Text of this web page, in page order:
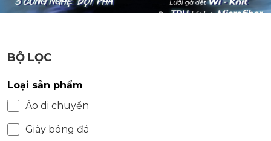
BỘ LỌC
Loại sản phẩm
Áo di chuyển
Giày bóng đá